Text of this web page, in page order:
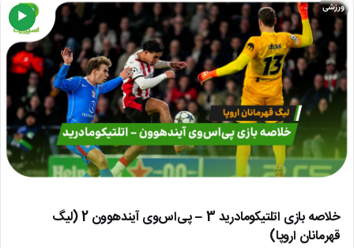
▶
ورزشی
خلاصه بازی اتلتیکومادرید 3 – پی‌اس‌وی آیندهوون 2 (لیگ
قهرمانان اروپا)